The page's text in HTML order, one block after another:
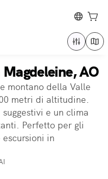
AO
montano della Valle
metri di altitudine.
e un clima
Perfetto per gli
in